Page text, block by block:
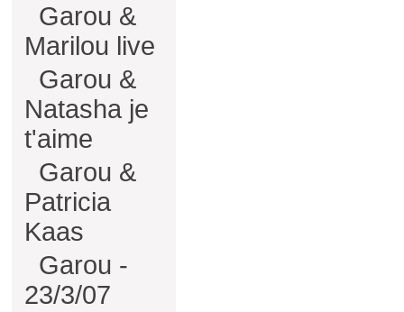
Garou &
Marilou live
Garou &
Natasha je
t'aime
Garou &
Patricia
Kaas
Garou -
23/3/07